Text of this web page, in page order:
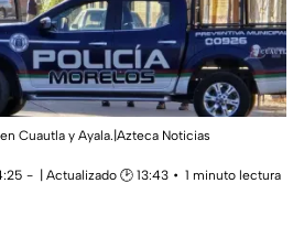
Cuautla y Ayala.|Azteca Noticias
| Actualizado 🕑 13:43
1 minuto lectura